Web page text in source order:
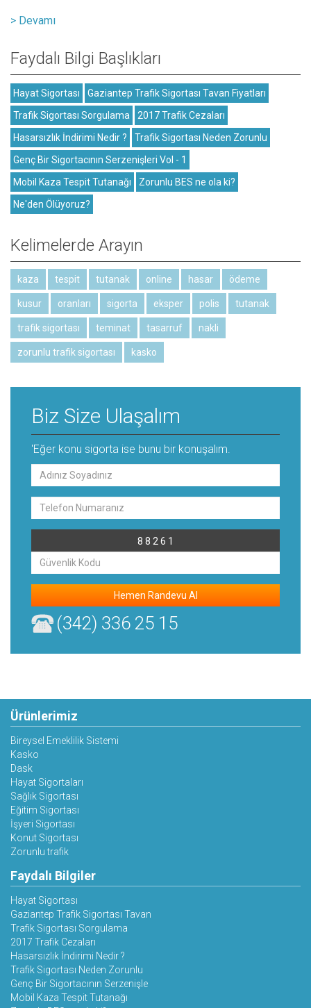
> Devamı
Faydalı Bilgi Başlıkları
Hayat Sigortası
Gaziantep Trafik Sigortası Tavan Fiyatları
Trafik Sigortası Sorgulama
2017 Trafik Cezaları
Hasarsızlık İndirimi Nedir ?
Trafik Sigortası Neden Zorunlu
Genç Bir Sigortacının Serzenişleri Vol - 1
Mobil Kaza Tespit Tutanağı
Zorunlu BES ne ola ki?
Ne'den Ölüyoruz?
Kelimelerde Arayın
kaza tespit tutanak online hasar ödeme
kusur oranları sigorta eksper polis tutanak
trafik sigortası teminat tasarruf nakli
zorunlu trafik sigortası kasko
Biz Size Ulaşalım
'Eğer konu sigorta ise bunu bir konuşalım.
8 8 2 6 1
Hemen Randevu Al
(342) 336 25 15
Ürünlerimiz
Bireysel Emeklilik Sistemi
Kasko
Dask
Hayat Sigortaları
Sağlık Sigortası
Eğitim Sigortası
İşyeri Sigortası
Konut Sigortası
Zorunlu trafik
Faydalı Bilgiler
Hayat Sigortası
Gaziantep Trafik Sigortası Tavan
Trafik Sigortası Sorgulama
2017 Trafik Cezaları
Hasarsızlık İndirimi Nedir ?
Trafik Sigortası Neden Zorunlu
Genç Bir Sigortacının Serzenişle
Mobil Kaza Tespit Tutanağı